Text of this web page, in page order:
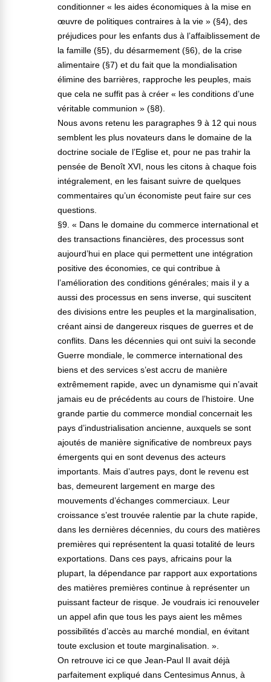
conditionner « les aides économiques à la mise en
œuvre de politiques contraires à la vie » (§4), des
préjudices pour les enfants dus à l’affaiblissement de
la famille (§5), du désarmement (§6), de la crise
alimentaire (§7) et du fait que la mondialisation
élimine des barrières, rapproche les peuples, mais
que cela ne suffit pas à créer « les conditions d’une
véritable communion » (§8).
Nous avons retenu les paragraphes 9 à 12 qui nous
semblent les plus novateurs dans le domaine de la
doctrine sociale de l’Eglise et, pour ne pas trahir la
pensée de Benoît XVI, nous les citons à chaque fois
intégralement, en les faisant suivre de quelques
commentaires qu’un économiste peut faire sur ces
questions.
§9. « Dans le domaine du commerce international et
des transactions financières, des processus sont
aujourd’hui en place qui permettent une intégration
positive des économies, ce qui contribue à
l’amélioration des conditions générales; mais il y a
aussi des processus en sens inverse, qui suscitent
des divisions entre les peuples et la marginalisation,
créant ainsi de dangereux risques de guerres et de
conflits. Dans les décennies qui ont suivi la seconde
Guerre mondiale, le commerce international des
biens et des services s’est accru de manière
extrêmement rapide, avec un dynamisme qui n’avait
jamais eu de précédents au cours de l’histoire. Une
grande partie du commerce mondial concernait les
pays d’industrialisation ancienne, auxquels se sont
ajoutés de manière significative de nombreux pays
émergents qui en sont devenus des acteurs
importants. Mais d’autres pays, dont le revenu est
bas, demeurent largement en marge des
mouvements d’échanges commerciaux. Leur
croissance s’est trouvée ralentie par la chute rapide,
dans les dernières décennies, du cours des matières
premières qui représentent la quasi totalité de leurs
exportations. Dans ces pays, africains pour la
plupart, la dépendance par rapport aux exportations
des matières premières continue à représenter un
puissant facteur de risque. Je voudrais ici renouveler
un appel afin que tous les pays aient les mêmes
possibilités d’accès au marché mondial, en évitant
toute exclusion et toute marginalisation. ».
On retrouve ici ce que Jean-Paul II avait déjà
parfaitement expliqué dans Centesimus Annus, à